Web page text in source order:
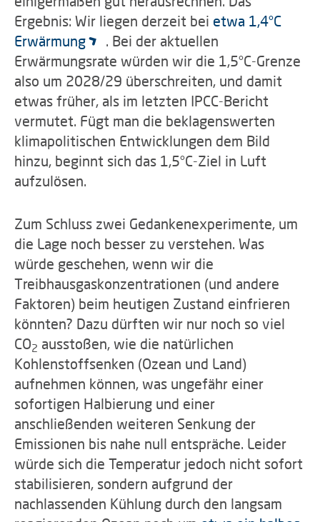
Ergebnis: Wir liegen derzeit bei etwa 1,4°C
Erwärmung
. Bei der aktuellen
Erwärmungsrate würden wir die 1,5°C-Grenze
also um 2028/29 überschreiten, und damit
etwas früher, als im letzten IPCC-Bericht
vermutet. Fügt man die beklagenswerten
klimapolitischen Entwicklungen dem Bild
hinzu, beginnt sich das 1,5°C-Ziel in Luft
aufzulösen.
Zum Schluss zwei Gedankenexperimente, um
die Lage noch besser zu verstehen. Was
würde geschehen, wenn wir die
Treibhausgaskonzentrationen (und andere
Faktoren) beim heutigen Zustand einfrieren
könnten? Dazu dürften wir nur noch so viel
CO2 ausstoßen, wie die natürlichen
Kohlenstoffsenken (Ozean und Land)
aufnehmen können, was ungefähr einer
sofortigen Halbierung und einer
anschließenden weiteren Senkung der
Emissionen bis nahe null entspräche. Leider
würde sich die Temperatur jedoch nicht sofort
stabilisieren, sondern aufgrund der
nachlassenden Kühlung durch den langsam